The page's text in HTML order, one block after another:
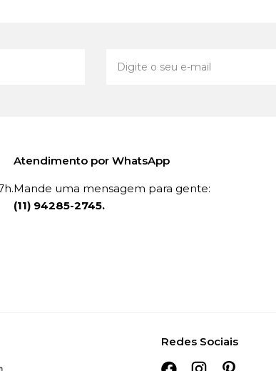
Atendimento por WhatsApp
Mande uma mensagem para gente:
(11) 94285-2745.
Redes Sociais